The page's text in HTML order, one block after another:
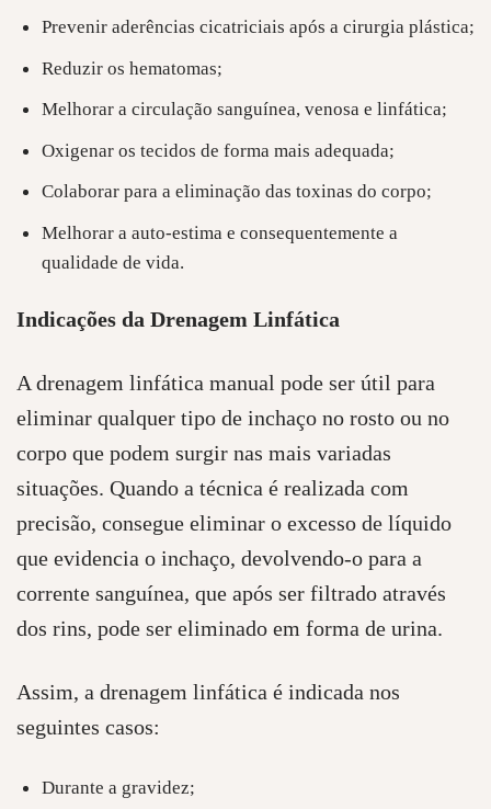
Prevenir aderências cicatriciais após a cirurgia plástica;
Reduzir os hematomas;
Melhorar a circulação sanguínea, venosa e linfática;
Oxigenar os tecidos de forma mais adequada;
Colaborar para a eliminação das toxinas do corpo;
Melhorar a auto-estima e consequentemente a
qualidade de vida.
Indicações da Drenagem Linfática
A drenagem linfática manual pode ser útil para
eliminar qualquer tipo de inchaço no rosto ou no
corpo que podem surgir nas mais variadas
situações. Quando a técnica é realizada com
precisão, consegue eliminar o excesso de líquido
que evidencia o inchaço, devolvendo-o para a
corrente sanguínea, que após ser filtrado através
dos rins, pode ser eliminado em forma de urina.
Assim, a drenagem linfática é indicada nos
seguintes casos:
Durante a gravidez;